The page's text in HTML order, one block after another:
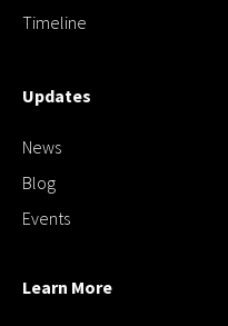
Timeline
Updates
News
Blog
Events
Learn More